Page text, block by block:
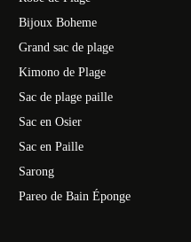
Bijoux Boheme
Grand sac de plage
Kimono de Plage
Sac de plage paille
Sac en Osier
Sac en Paille
Sarong
Pareo de Bain Éponge